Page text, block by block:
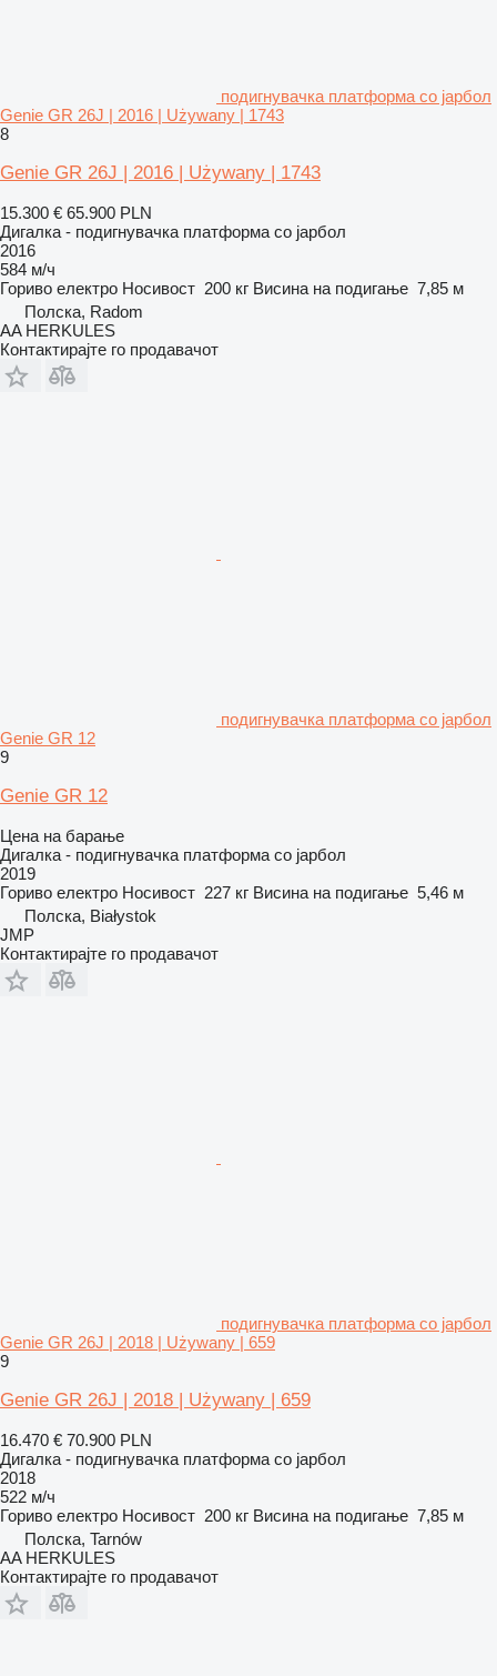
подигнувачка платформа со јарбол
Genie GR 26J | 2016 | Używany | 1743
8
Genie GR 26J | 2016 | Używany | 1743
15.300 € 65.900 PLN
Дигалка - подигнувачка платформа со јарбол
2016
584 м/ч
Гориво електро Носивост 200 кг Висина на подигање 7,85 м
Полска, Radom
AA HERKULES
Контактирајте го продавачот
подигнувачка платформа со јарбол
Genie GR 12
9
Genie GR 12
Цена на барање
Дигалка - подигнувачка платформа со јарбол
2019
Гориво електро Носивост 227 кг Висина на подигање 5,46 м
Полска, Białystok
JMP
Контактирајте го продавачот
подигнувачка платформа со јарбол
Genie GR 26J | 2018 | Używany | 659
9
Genie GR 26J | 2018 | Używany | 659
16.470 € 70.900 PLN
Дигалка - подигнувачка платформа со јарбол
2018
522 м/ч
Гориво електро Носивост 200 кг Висина на подигање 7,85 м
Полска, Tarnów
AA HERKULES
Контактирајте го продавачот